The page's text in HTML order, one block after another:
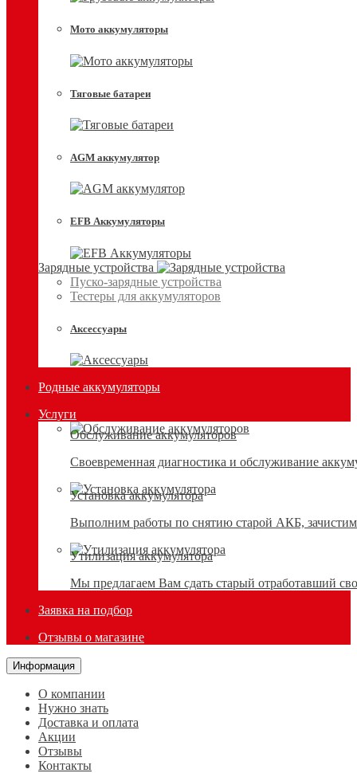
Мото аккумуляторы
Тяговые батареи
AGM аккумулятор
EFB Аккумуляторы
Зарядные устройства
Пуско-зарядные устройства
Тестеры для аккумуляторов
Аксессуары
Родные аккумуляторы
Услуги
Обслуживание аккумуляторов
Своевременная диагностика и обслуживание
Установка аккумулятора
Выполним работы по снятию старой АКБ, зачистим
Утилизация аккумулятора
Мы предлагаем Вам сдать старый отработавший
Заявка на подбор
Отзывы о магазине
Информация
О компании
Нужно знать
Доставка и оплата
Акции
Отзывы
Контакты